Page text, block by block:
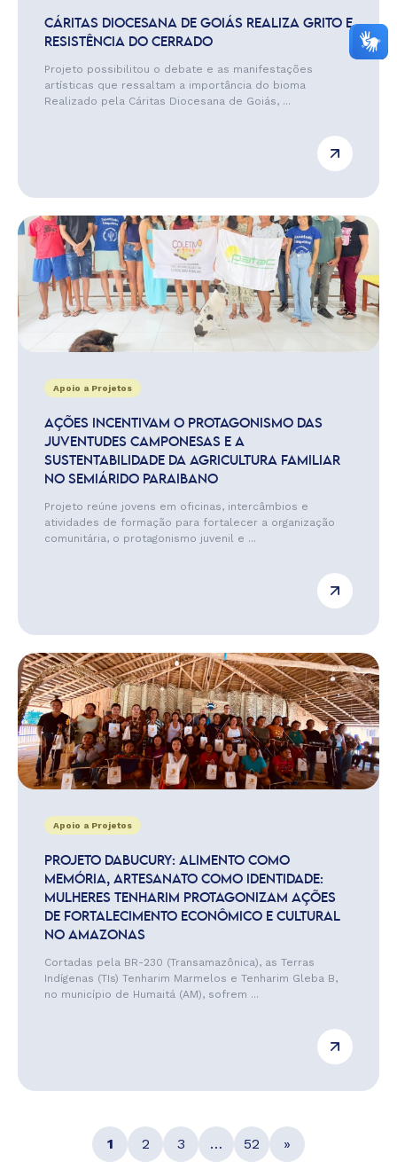
CÁRITAS DIOCESANA DE GOIÁS REALIZA GRITO E
RESISTÊNCIA DO CERRADO
Projeto possibilitou o debate e as manifestações
artísticas que ressaltam a importância do bioma
Realizado pela Cáritas Diocesana de Goiás, ...
Apoio a Projetos
AÇÕES INCENTIVAM O PROTAGONISMO DAS
JUVENTUDES CAMPONESAS E A
SUSTENTABILIDADE DA AGRICULTURA FAMILIAR
NO SEMIÁRIDO PARAIBANO
Projeto reúne jovens em oficinas, intercâmbios e
atividades de formação para fortalecer a organização
comunitária, o protagonismo juvenil e ...
Apoio a Projetos
PROJETO DABUCURY: ALIMENTO COMO
MEMÓRIA, ARTESANATO COMO IDENTIDADE:
MULHERES TENHARIM PROTAGONIZAM AÇÕES
DE FORTALECIMENTO ECONÔMICO E CULTURAL
NO AMAZONAS
Cortadas pela BR-230 (Transamazônica), as Terras
Indígenas (TIs) Tenharim Marmelos e Tenharim Gleba B,
no município de Humaitá (AM), sofrem ...
1 2 3 … 52 »